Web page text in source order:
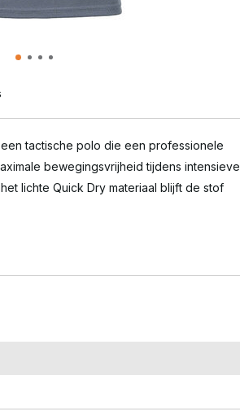
een tactische polo die een professionele
bewegingsvrijheid tijdens intensieve
lichte Quick Dry materiaal blijft de stof